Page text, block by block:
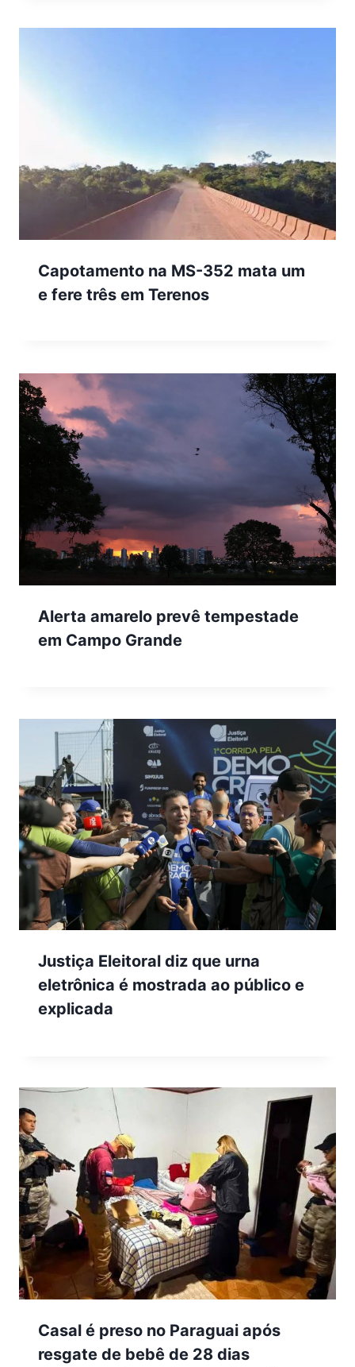
Capotamento na MS-352 mata um
e fere três em Terenos
Alerta amarelo prevê tempestade
em Campo Grande
Justiça Eleitoral diz que urna
eletrônica é mostrada ao público e
explicada
Casal é preso no Paraguai após
resgate de bebê de 28 dias